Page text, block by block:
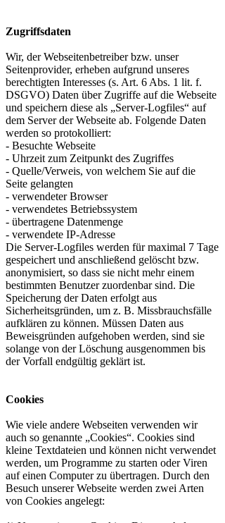
Zugriffsdaten
Wir, der Webseitenbetreiber bzw. unser
Seitenprovider, erheben aufgrund unseres
berechtigten Interesses (s. Art. 6 Abs. 1 lit. f.
DSGVO) Daten über Zugriffe auf die Webseite
und speichern diese als „Server-Logfiles“ auf
dem Server der Webseite ab. Folgende Daten
werden so protokolliert:
- Besuchte Webseite
- Uhrzeit zum Zeitpunkt des Zugriffes
- Quelle/Verweis, von welchem Sie auf die
Seite gelangten
- verwendeter Browser
- verwendetes Betriebssystem
- übertragene Datenmenge
- verwendete IP-Adresse
Die Server-Logfiles werden für maximal 7 Tage
gespeichert und anschließend gelöscht bzw.
anonymisiert, so dass sie nicht mehr einem
bestimmten Benutzer zuordenbar sind. Die
Speicherung der Daten erfolgt aus
Sicherheitsgründen, um z. B. Missbrauchsfälle
aufklären zu können. Müssen Daten aus
Beweisgründen aufgehoben werden, sind sie
solange von der Löschung ausgenommen bis
der Vorfall endgültig geklärt ist.
Cookies
Wie viele andere Webseiten verwenden wir
auch so genannte „Cookies“. Cookies sind
kleine Textdateien und können nicht verwendet
werden, um Programme zu starten oder Viren
auf einen Computer zu übertragen. Durch den
Besuch unserer Webseite werden zwei Arten
von Cookies angelegt: